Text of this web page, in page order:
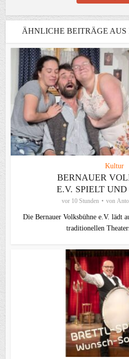
ÄHNLICHE BEITRÄGE AUS
Kultur
BERNAUER
E.V. SPIELT
vor 10 Stunden von
Die Bernauer Volksbühne e.V. lädt
traditionellen